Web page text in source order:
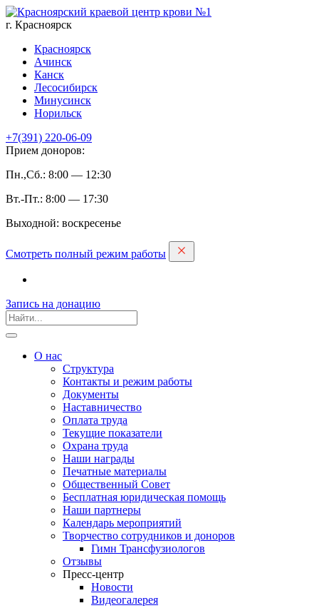
г. Красноярск
Красноярск
Ачинск
Канск
Лесосибирск
Минусинск
Норильск
+7(391) 220-06-09
Прием доноров:
Пн.,Сб.: 8:00 — 12:30
Вт.-Пт.: 8:00 — 17:30
Выходной: воскресенье
Смотреть полный режим работы
Запись на дoнацию
О нас
Структура
Контакты и режим работы
Документы
Наставничество
Оплата труда
Текущие показатели
Охрана труда
Наши награды
Печатные материалы
Общественный Совет
Бесплатная юридическая помощь
Наши партнеры
Календарь мероприятий
Творчество сотрудников и доноров
Гимн Трансфузиологов
Отзывы
Пресс-центр
Новости
Видеогалерея